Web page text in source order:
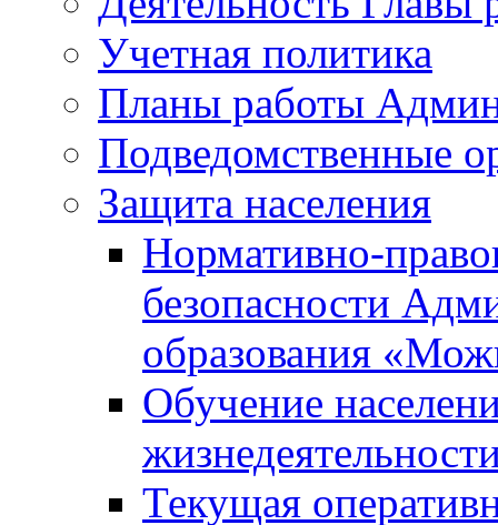
Учетная политика
Планы работы
Подведомственные
Защита населения
Нормативно-
безопасности
образования
Обучение
Текущая